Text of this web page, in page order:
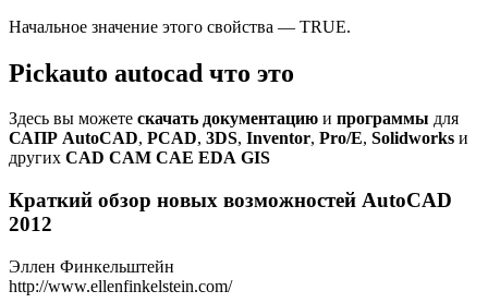
Начальное значение этого свойства — TRUE.
Pickauto autocad что это
Здесь вы можете скачать документацию и программы для
САПР AutoCAD, PCAD, 3DS, Inventor, Pro/E, Solidworks и
других CAD CAM CAE EDA GIS
Краткий обзор новых возможностей AutoCAD
2012
Эллен Финкельштейн
http://www.ellenfinkelstein.com/